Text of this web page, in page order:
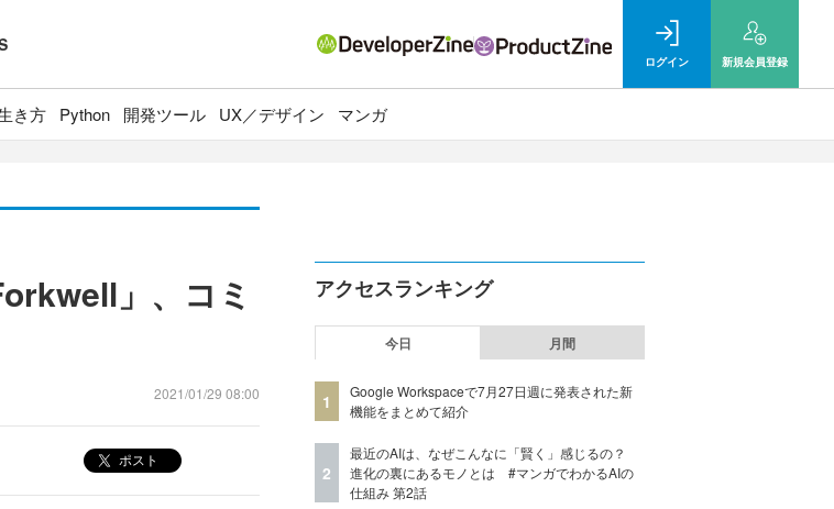
ログイン 新規会員登録
き方 Python 開発ツール UX／デザイン マンガ
」、コミ
2021/01/29 08:00
ポスト
アクセスランキング
今日 月間
1
Google Workspaceで7月27日週に発表された新
機能をまとめて紹介
2
最近のAIは、なぜこんなに「賢く」感じるの？
進化の裏にあるモノとは #マンガでわかるAIの
仕組み 第2話